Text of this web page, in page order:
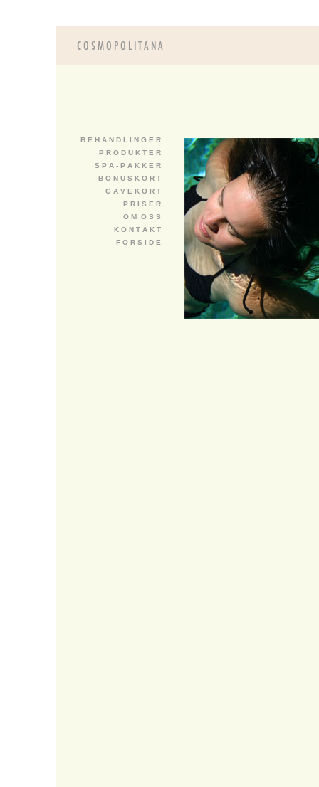
B E H A N D L I N G E R
P R O D U K T E R
S P A - P A K K E R
B O N U S K O R T
G A V E K O R T
P R I S E R
O M O S S
K O N T A K T
F O R S I D E